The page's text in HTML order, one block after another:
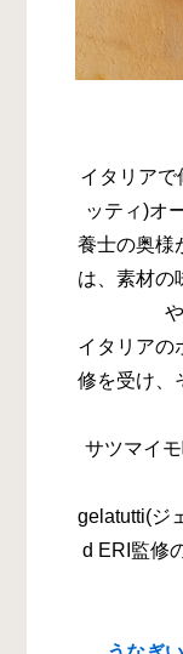
イタリアで
ッティ)オ
養士の奥様
は、素材の
イタリアの
修を受け、
サツマイ
gelatutti(ジ
d ERI監修